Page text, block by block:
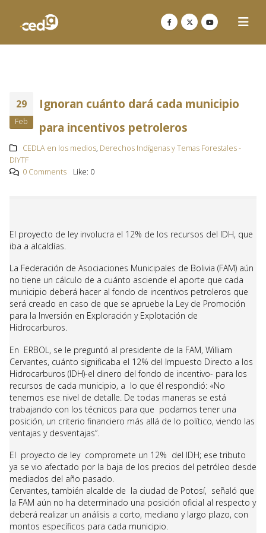
29
Feb
Ignoran cuánto dará cada municipio
para incentivos petroleros
CEDLA en los medios, Derechos Indígenas y Temas Forestales -
DIYTF
0 Comments
Like: 0
El proyecto de ley involucra el 12% de los recursos del IDH, que
iba a alcaldías.
La Federación de Asociaciones Municipales de Bolivia (FAM) aún
no tiene un cálculo de a cuánto asciende el aporte que cada
municipio deberá hacer al fondo de incentivos petroleros que
será creado en caso de que se apruebe la Ley de Promoción
para la Inversión en Exploración y Explotación de
Hidrocarburos.
En ERBOL, se le preguntó al presidente de la FAM, William
Cervantes, cuánto significaba el 12% del Impuesto Directo a los
Hidrocarburos (IDH)-el dinero del fondo de incentivo- para los
recursos de cada municipio, a lo que él respondió: «No
tenemos ese nivel de detalle. De todas maneras se está
trabajando con los técnicos para que podamos tener una
posición, un criterio financiero más allá de lo político, viendo las
ventajas y desventajas”.
El proyecto de ley compromete un 12% del IDH; ese tributo
ya se vio afectado por la baja de los precios del petróleo desde
mediados del año pasado.
Cervantes, también alcalde de la ciudad de Potosí, señaló que
la FAM aún no ha determinado una posición oficial al respecto y
deberá realizar un análisis a corto, mediano y largo plazo, con
montos específicos para cada municipio.